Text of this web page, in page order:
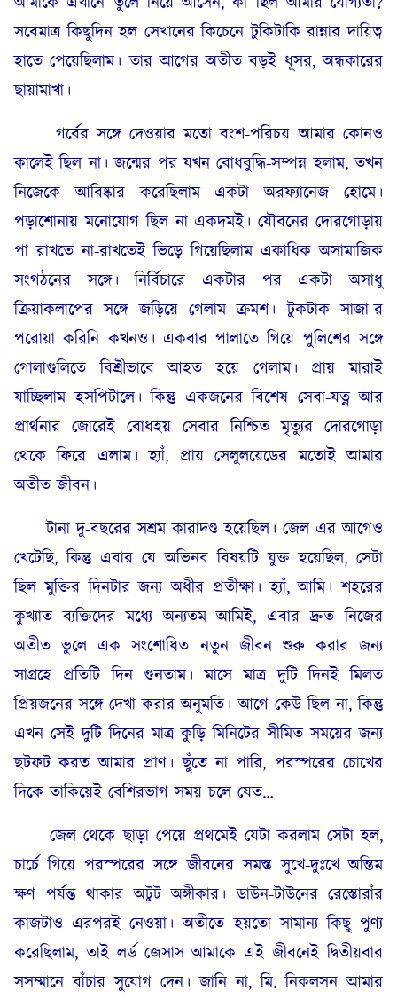
সবেমাত্র কিছুদিন হল সেখানের কিচেনে টুকিটাকি রান্নার দায়িত্ব
হাতে পেয়েছিলাম। তার আগের অতীত বড়ই ধূসর, অন্ধকারের
ছায়ামাখা।
গর্বের সঙ্গে দেওয়ার মতো বংশ-পরিচয় আমার কোনও
কালেই ছিল না। জন্মের পর যখন বোধবুদ্ধি-সম্পন্ন হলাম, তখন
নিজেকে আবিষ্কার করেছিলাম একটা অরফ্যানেজ হোমে।
পড়াশোনায় মনোযোগ ছিল না একদমই। যৌবনের দোরগোড়ায়
পা রাখতে না-রাখতেই ভিড়ে গিয়েছিলাম একাধিক অসামাজিক
সংগঠনের সঙ্গে। নির্বিচারে একটার পর একটা অসাধু
ক্রিয়াকলাপের সঙ্গে জড়িয়ে গেলাম ক্রমশ। টুকটাক সাজা-র
পরোয়া করিনি কখনও। একবার পালাতে গিয়ে পুলিশের সঙ্গে
গোলাগুলিতে বিশ্রীভাবে আহত হয়ে গেলাম। প্রায় মারাই
যাচ্ছিলাম হসপিটালে। কিন্তু একজনের বিশেষ সেবা-যত্ন আর
প্রার্থনার জোরেই বোধহয় সেবার নিশ্চিত মৃত্যুর দোরগোড়া
থেকে ফিরে এলাম। হ্যাঁ, প্রায় সেলুলয়েডের মতোই আমার
অতীত জীবন।
টানা দু-বছরের সশ্রম কারাদণ্ড হয়েছিল। জেল এর আগেও
খেটেছি, কিন্তু এবার যে অভিনব বিষয়টি যুক্ত হয়েছিল, সেটা
ছিল মুক্তির দিনটার জন্য অধীর প্রতীক্ষা। হ্যাঁ, আমি। শহরের
কুখ্যাত ব্যক্তিদের মধ্যে অন্যতম আমিই, এবার দ্রুত নিজের
অতীত ভুলে এক সংশোধিত নতুন জীবন শুরু করার জন্য
সাগ্রহে প্রতিটি দিন গুনতাম। মাসে মাত্র দুটি দিনই মিলত
প্রিয়জনের সঙ্গে দেখা করার অনুমতি। আগে কেউ ছিল না, কিন্তু
এখন সেই দুটি দিনের মাত্র কুড়ি মিনিটের সীমিত সময়ের জন্য
ছটফট করত আমার প্রাণ। ছুঁতে না পারি, পরস্পরের চোখের
দিকে তাকিয়েই বেশিরভাগ সময় চলে যেত…
জেল থেকে ছাড়া পেয়ে প্রথমেই যেটা করলাম সেটা হল,
চার্চে গিয়ে পরস্পরের সঙ্গে জীবনের সমস্ত সুখে-দুঃখে অন্তিম
ক্ষণ পর্যন্ত থাকার অটুট অঙ্গীকার। ডাউন-টাউনের রেস্তোরাঁর
কাজটাও এরপরই নেওয়া। অতীতে হয়তো সামান্য কিছু পুণ্য
করেছিলাম, তাই লর্ড জেসাস আমাকে এই জীবনেই দ্বিতীয়বার
সসম্মানে বাঁচার সুযোগ দেন। জানি না, মি. নিকলসন আমার